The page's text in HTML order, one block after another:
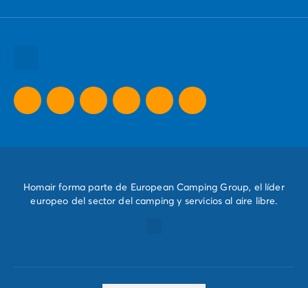
Homair forma parte de European Camping Group, el líder
europeo del sector del camping y servicios al aire libre.